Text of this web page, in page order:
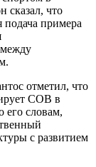
сказал, что
подача примера
между
отметил, что
COB в
его словам,
с развитием